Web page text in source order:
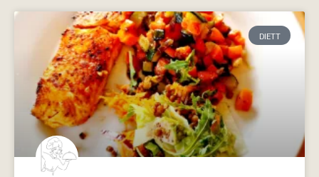
DIETT